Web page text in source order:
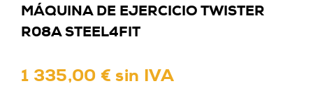
MÁQUINA DE EJERCICIO TWISTER
R08A STEEL4FIT
1 335,00 € sin IVA